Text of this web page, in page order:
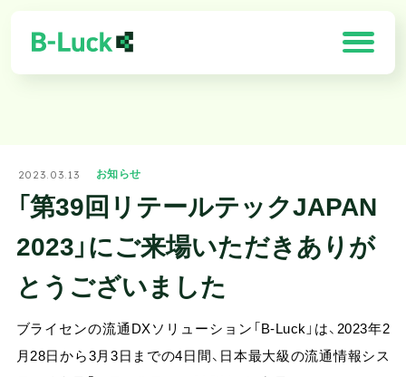
解決できる課題
導入効果
お客様の声
需要予測×最適化ソリューション
2023.03.13 お知らせ
「第39回リテールテックJAPAN
2023」にご来場いただきありが
とうございました
ブライセンの流通DXソリューション「B-Luck」は、2023年2
月28日から3月3日までの4日間、日本最大級の流通情報シス